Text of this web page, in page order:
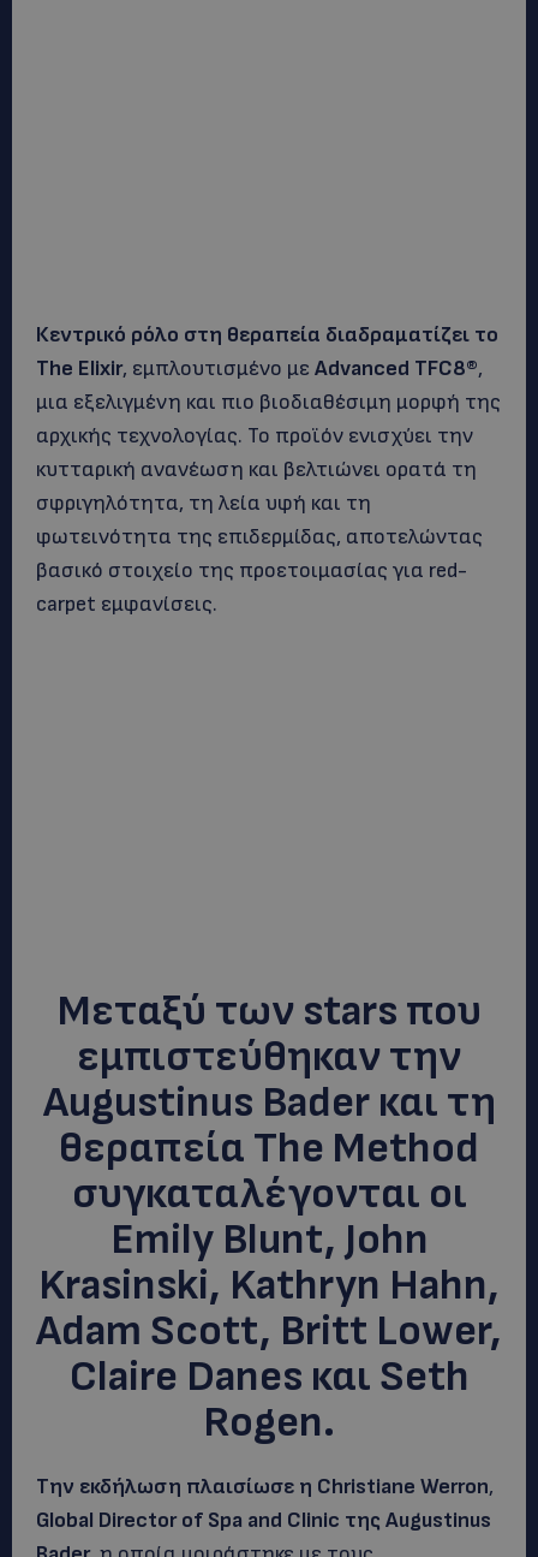
Κεντρικό ρόλο στη θεραπεία διαδραματίζει το
The Elixir, εμπλουτισμένο με Advanced TFC8®,
μια εξελιγμένη και πιο βιοδιαθέσιμη μορφή της
αρχικής τεχνολογίας. Το προϊόν ενισχύει την
κυτταρική ανανέωση και βελτιώνει ορατά τη
σφριγηλότητα, τη λεία υφή και τη
φωτεινότητα της επιδερμίδας, αποτελώντας
βασικό στοιχείο της προετοιμασίας για red-
carpet εμφανίσεις.
Μεταξύ των stars που
εμπιστεύθηκαν την
Augustinus Bader και τη
θεραπεία The Method
συγκαταλέγονται οι
Emily Blunt, John
Krasinski, Kathryn Hahn,
Adam Scott, Britt Lower,
Claire Danes και Seth
Rogen.
Την εκδήλωση πλαισίωσε η Christiane Werron,
Global Director of Spa and Clinic της Augustinus